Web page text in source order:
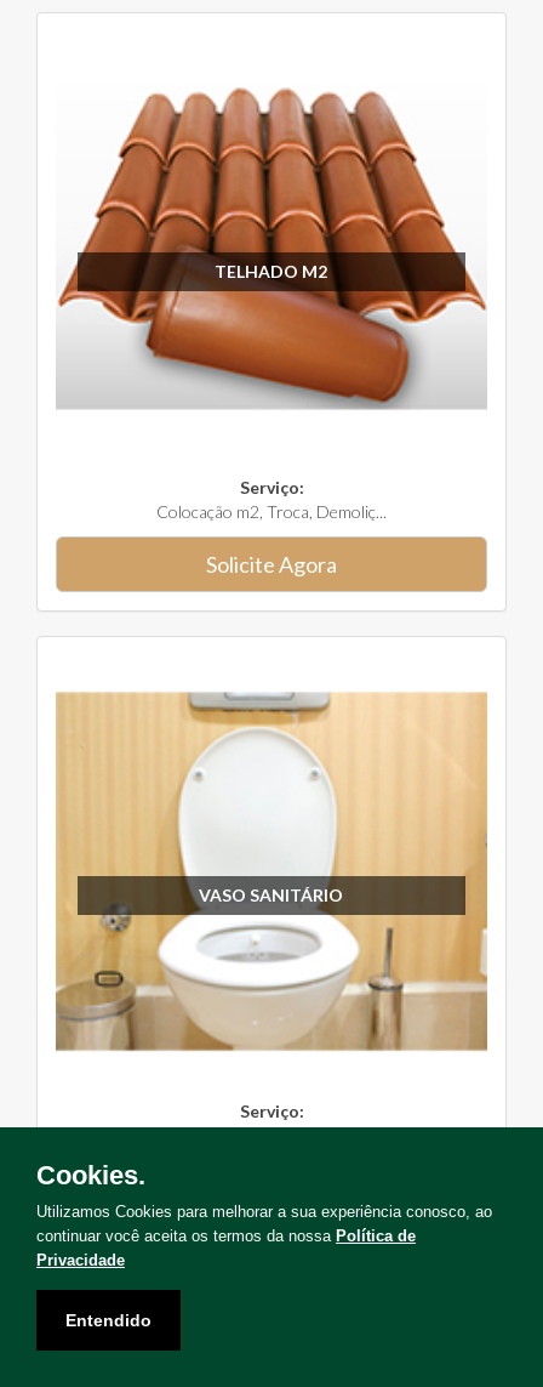
TELHADO M2
Serviço:
Colocação m2, Troca, Demoliç...
Solicite Agora
VASO SANITÁRIO
Serviço:
Cookies.
Utilizamos Cookies para melhorar a sua experiência conosco, ao
continuar você aceita os termos da nossa Política de
Privacidade
Entendido